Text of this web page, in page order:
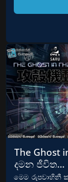
The Ghost
දමන ජීවිත…
මෙම රුපවාහිනී